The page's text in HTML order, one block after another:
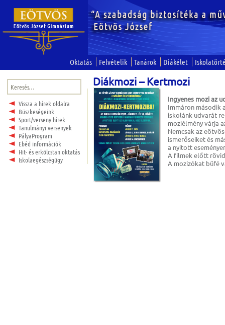
Oktatás Felvételik Tanárok Diákélet
Keresés:
Vissza a hírek oldalra
Büszkeségeink
Sport/verseny hírek
Tanulmányi versenyek
PályaProgram
Ebéd információk
Hit- és erkölcstan oktatás
Iskolaegészségügy
Diákmozi – Kertmozi
Ingyenes mozi az
Immáron második
iskolánk udvarát
moziélmény várja
Nemcsak az
ismerőseiket és
a nyitott
A filmek előtt
A mozizókat büfé